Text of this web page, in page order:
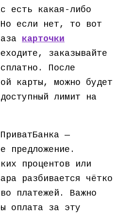
есть какая-либо
если нет, то вот
карточки
заказывайте
После
карты, можно будет
лимит на
—
предложение.
процентов или
разбивается чётко
платежей. Важно
оплата за эту